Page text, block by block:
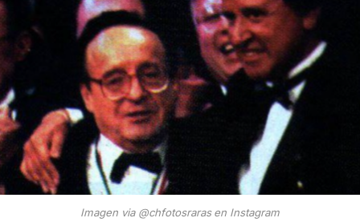
Imagen via @chfotosraras en Instagram